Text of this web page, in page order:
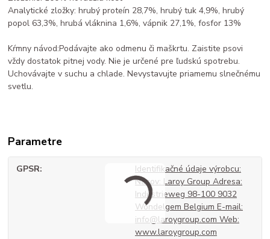
Analytické zložky: hrubý proteín 28,7%, hrubý tuk 4,9%, hrubý
popol 63,3%, hrubá vláknina 1,6%, vápnik 27,1%, fosfor 13%
Kŕmny návod:Podávajte ako odmenu či maškrtu. Zaistite psovi
vždy dostatok pitnej vody. Nie je určené pre ľudskú spotrebu.
Uchovávajte v suchu a chlade. Nevystavujte priamemu slnečnému
svetlu.
Parametre
GPSR
Identifikačné údaje výrobcu:
Názov: Laroy Group Adresa:
Industrieweg 98-100 9032
Wondelgem Belgium E-mail:
info@laroygroup.com Web:
www.laroygroup.com